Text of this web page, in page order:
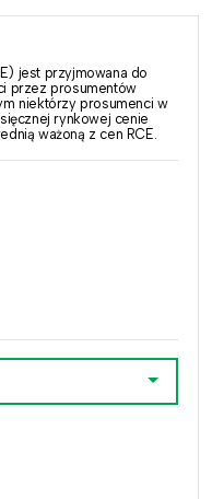
jest przyjmowana do
przez prosumentów
niektórzy prosumenci w
rynkowej cenie
ważoną z cen RCE.